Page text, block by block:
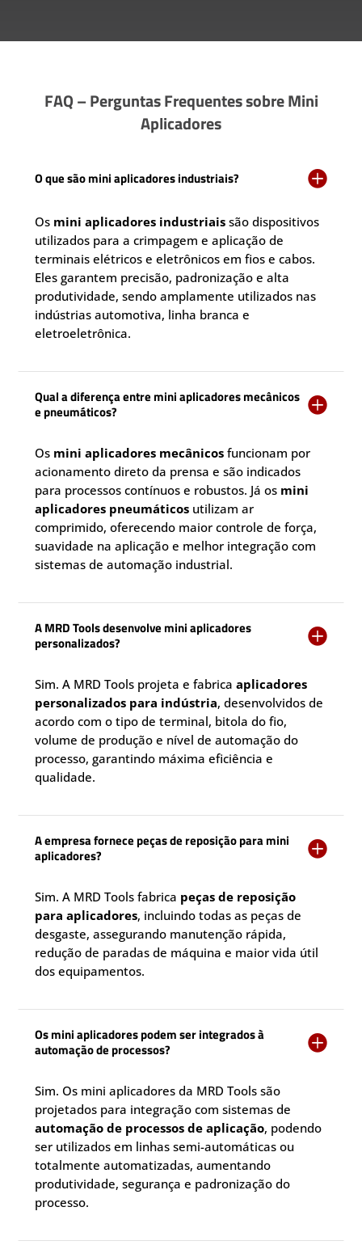
FAQ – Perguntas Frequentes sobre Mini
Aplicadores
O que são mini aplicadores industriais? 
Os mini aplicadores industriais são dispositivos
utilizados para a crimpagem e aplicação de
terminais elétricos e eletrônicos em fios e cabos.
Eles garantem precisão, padronização e alta
produtividade, sendo amplamente utilizados nas
indústrias automotiva, linha branca e
eletroeletrônica.
Qual a diferença entre mini aplicadores mecânicos
e pneumáticos?

Os mini aplicadores mecânicos funcionam por
acionamento direto da prensa e são indicados
para processos contínuos e robustos. Já os mini
aplicadores pneumáticos utilizam ar
comprimido, oferecendo maior controle de força,
suavidade na aplicação e melhor integração com
sistemas de automação industrial.
A MRD Tools desenvolve mini aplicadores
personalizados?

Sim. A MRD Tools projeta e fabricaaplicadores
personalizados para indústria, desenvolvidos de
acordo com o tipo de terminal, bitola do fio,
volume de produção e nível de automação do
processo, garantindo máxima eficiência e
qualidade.
A empresa fornece peças de reposição para mini
aplicadores?

Sim. A MRD Tools fabrica peças de reposição
para aplicadores, incluindo todas as peças de
desgaste, assegurando manutenção rápida,
redução de paradas de máquina e maior vida útil
dos equipamentos.
Os mini aplicadores podem ser integrados à
automação de processos?

Sim. Os mini aplicadores da MRD Tools são
projetados para integração com sistemas de
automação de processos de aplicação, podendo
ser utilizados em linhas semi-automáticas ou
totalmente automatizadas, aumentando
produtividade, segurança e padronização do
processo.